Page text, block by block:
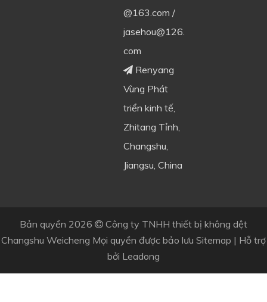
@163.com /
jasehou@126.
com
Renyang
Vùng Phát
triển kinh tế,
Zhitang Tỉnh,
Changshu,
Jiangsu, China
Bản quyền 2026  Công ty TNHH thiết bị không dệt
Changshu Weicheng Mọi quyền được bảo lưu Sitemap | Hỗ trợ
bởi Leadong